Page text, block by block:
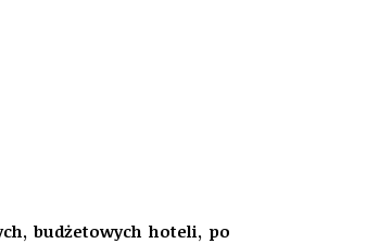
budżetowych hoteli, po